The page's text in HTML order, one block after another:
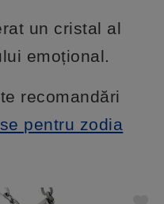
un cristal al
emoțional.
recomandări
pentru zodia